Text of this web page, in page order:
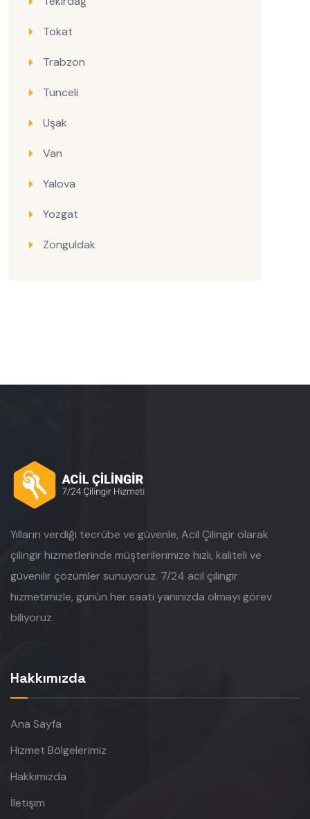
Tokat
Trabzon
Tunceli
Uşak
Van
Yalova
Yozgat
Zonguldak
Yılların verdiği tecrübe ve güvenle, Acil Çilingir olarak
çilingir hizmetlerinde müşterilerimize hızlı, kaliteli ve
güvenilir çözümler sunuyoruz. 7/24 acil çilingir
hizmetimizle, günün her saati yanınızda olmayı görev
biliyoruz.
Hakkımızda
Ana Sayfa
Hizmet Bölgelerimiz
Hakkımızda
İletişim